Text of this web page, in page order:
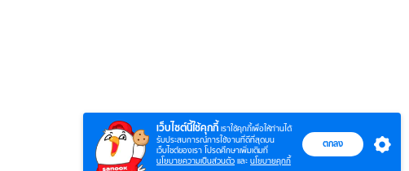
6 ภูตถังซาน
(พากย์ไทย) 7 ภูตถังซาน 2
(พากย์ไทย) 8 พบเ
เว็บไซต์นี้ใช้คุกกี้ เราใช้คุกกี้เพื่อให้ท่านได้
รับประสบการณ์การใช้งานที่ดีที่สุดบน
เว็บไซต์ของเรา โปรดศึกษาเพิ่มเติมที่
นโยบายความเป็นส่วนตัว และ นโยบายคุกกี้
ตกลง